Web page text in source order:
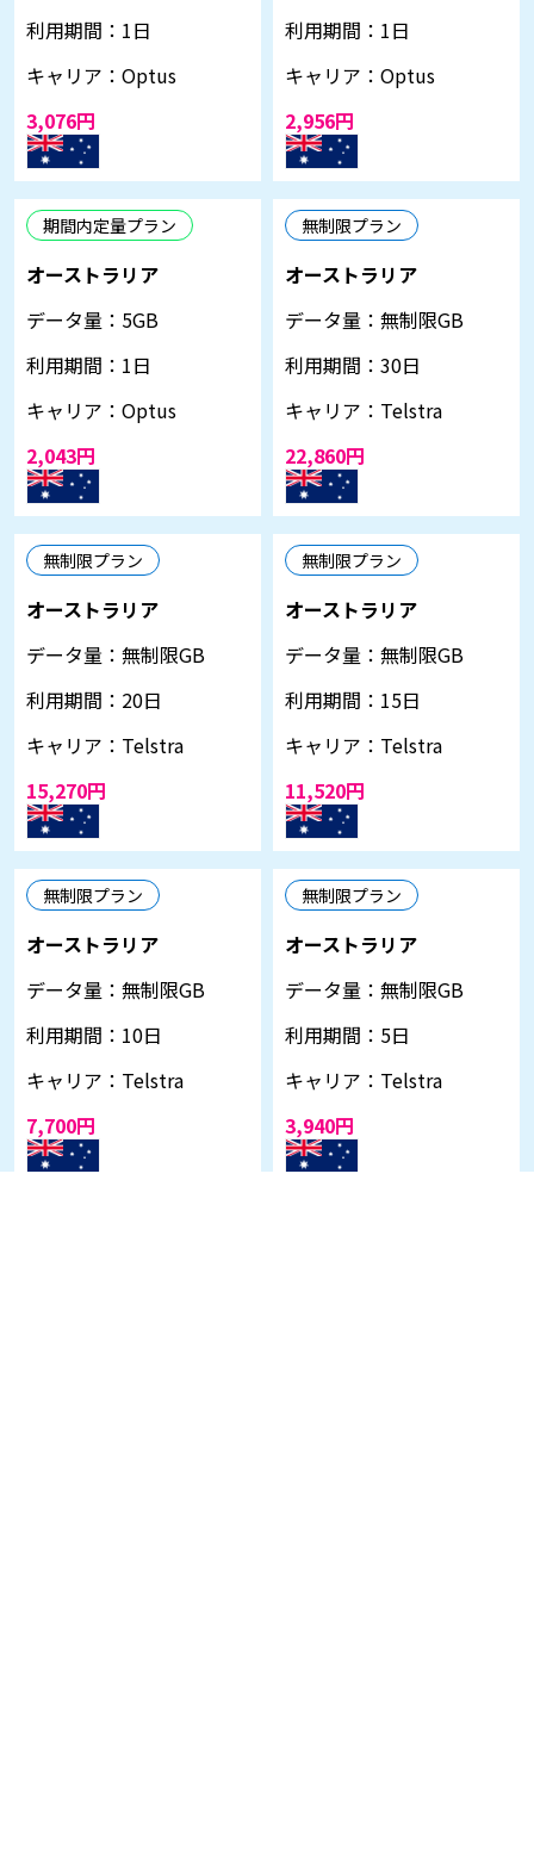
利用期間： 1日
キャリア： Optus
3,076円
利用期間： 1日
キャリア： Optus
2,956円
期間内定量プラン
オーストラリア
データ量： 5GB
利用期間： 1日
キャリア： Optus
2,043円
無制限プラン
オーストラリア
データ量： 無制限GB
利用期間： 30日
キャリア： Telstra
22,860円
無制限プラン
オーストラリア
データ量： 無制限GB
利用期間： 20日
キャリア： Telstra
15,270円
無制限プラン
オーストラリア
データ量： 無制限GB
利用期間： 15日
キャリア： Telstra
11,520円
無制限プラン
オーストラリア
データ量： 無制限GB
利用期間： 10日
キャリア： Telstra
7,700円
無制限プラン
オーストラリア
データ量： 無制限GB
利用期間： 5日
キャリア： Telstra
3,940円